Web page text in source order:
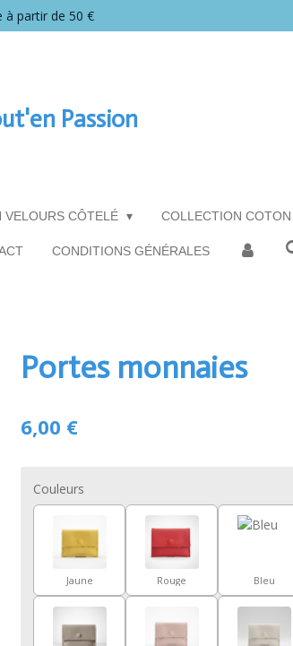
à partir de 50 €
Passion
VELOURS CÔTELÉ COLLECTION
CONDITIONS GÉNÉRALES
Portes monnaies
6,00 €
Couleurs
Jaune Rouge Bleu